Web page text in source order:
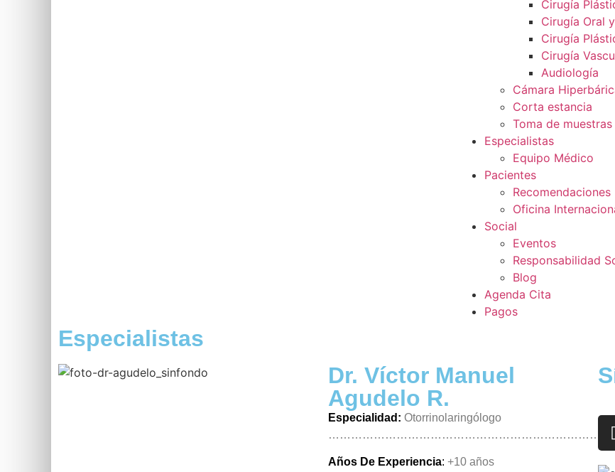
Cirugía
Cirugía Oral
Cirugía
Cirugía
Audiología
Cámara
Corta estancia
Toma de
Especialistas
Equipo Médico
Pacientes
Recomendaciones
Oficina
Social
Eventos
Responsabilidad
Blog
Agenda Cita
Pagos
Especialistas
Dr. Víctor Manuel
Agudelo R.
Especialidad: Otorrinolaringólogo
Años De Experiencia: +10 años